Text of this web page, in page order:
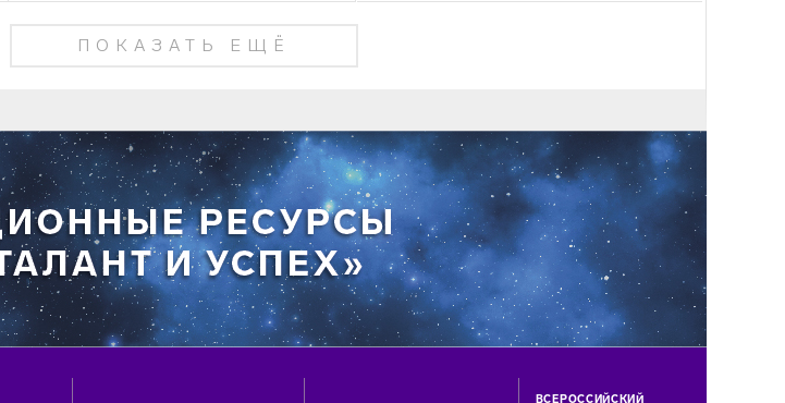
ПОКАЗАТЬ ЕЩЁ
ВСЕРОССИЙСКИЙ